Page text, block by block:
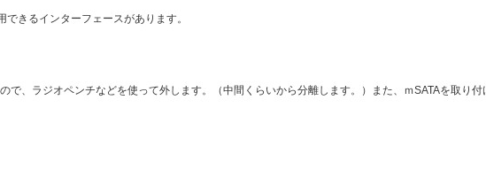
きるインターフェースがあります。
で、ラジオペンチなどを使って外します。（中間くらいから分離します。）また、ｍSATAを取り